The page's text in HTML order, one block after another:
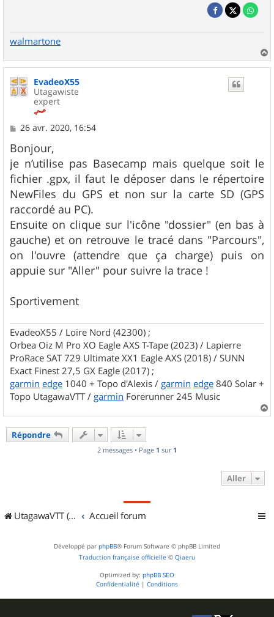
walmartone
a
u
EvadeoX55
Utagawiste
expert
M
s
s
a
g
e
26 avr. 2020, 16:54
Bonjour,
je n’utilise pas Basecamp mais quelque soit le
fichier .gpx, il faut le déposer dans le répertoire
NewFiles du GPS et non sur la carte SD (GPS
raccordé au PC).
Ensuite on clique sur l'icône "dossier" (en bas à
gauche) et on retrouve le tracé dans "Parcours",
on l'ouvre (attendre que ça charge) puis on
appuie sur "Aller" pour suivre la trace !
Sportivement
EvadeoX55 / Loire Nord (42300) ;
Orbea Oiz M Pro XO Eagle AXS T-Tape (2023) / Lapierre
ProRace SAT 729 Ultimate XX1 Eagle AXS (2018) / SUNN
Exact Finest 27,5 GX Eagle (2017) ;
garmin edge 1040 + Topo d'Alexis / garmin edge 840 Solar +
Topo UtagawaVTT / garmin Forerunner 245 Music
a
Répondre
2 messages • Page 1 sur 1
Aller
UtagawaVTT (Randos VTT et VTTAE avec traces GPS) Accueil forum
Développé par phpBB® Forum Software © phpBB Limited
Traduction française officielle © Qiaeru
Optimized by: phpBB SEO
Confidentialité | Conditions